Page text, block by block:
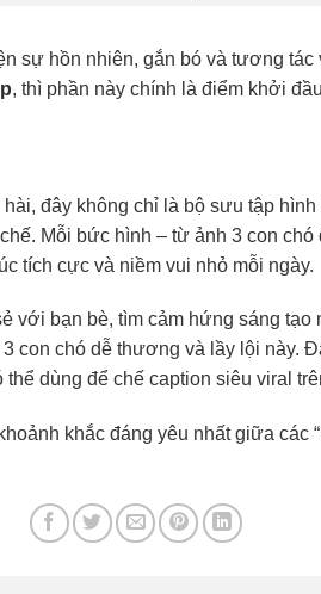
sự hồn nhiên, gắn bó và tương
, thì phần này chính là điểm khởi
đây không chỉ là bộ sưu tập hình
Mỗi bức hình – từ ảnh 3 con
tích cực và niềm vui nhỏ mỗi ngày.
với bạn bè, tìm cảm hứng sáng
con chó dễ thương và lầy lội này.
dùng để chế caption siêu viral
khắc đáng yêu nhất giữa các